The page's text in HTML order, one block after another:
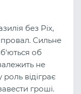
без Pix,
Сильне
об
не
відіграє
гроші.